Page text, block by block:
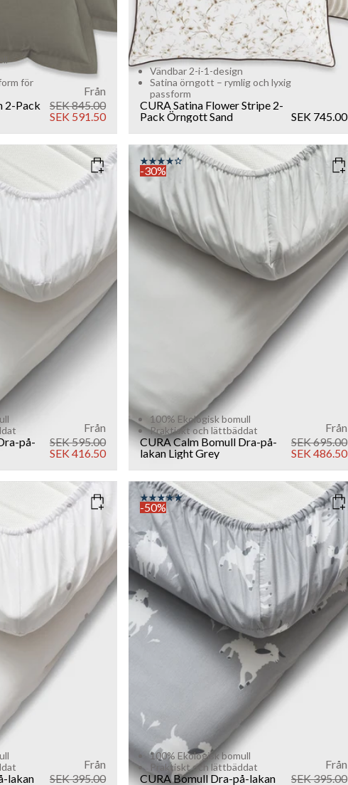
för
2-Pack
Från
SEK 845.00
SEK 591.50
Vändbar 2-i-1-design
Satina örngott – rymlig och lyxig
passform
CURA Satina Flower Stripe 2-
Pack ÖrngottSand SEK 745.00
out
på-
Från
SEK 595.00
SEK 416.50
COLOR : LIGHT GREY
SIZE
160x200
90x200 180x200
Add to cart
-30%
100% Ekologisk bomull
Praktiskt och lättbäddat
CURA Calm Bomull Dra-på-
lakanLight Grey
Från
SEK 695.00
SEK 486.50
cart
lakan
Från
SEK 395.00
COLOR: SHEEP FAMILY
SIZE
90x200
Add to cart
-50%
100% Ekologisk bomull
Praktiskt och lättbäddat
CURA Bomull Dra-på-lakan
Från
SEK 395.00